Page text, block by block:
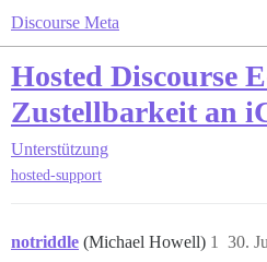
Discourse Meta
Hosted Discourse
Zustellbarkeit an
Unterstützung
hosted-support
notriddle (Michael Howell) 30.
1